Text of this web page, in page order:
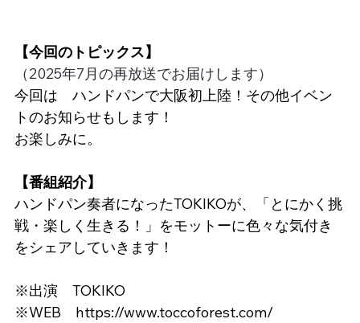
【今回のトピックス】
（2025年7月の再放送でお届けします）
今回は　ハンドパンで大阪初上陸！その他イベン
トのお知らせもします！
お楽しみに。
【番組紹介】
ハンドパン奏者になったTOKIKOが、「とにかく挑
戦・楽しく生きる！」をモットーに色々な気付き
をシェアしていきます！
※出演　TOKIKO
※WEB https://www.toccoforest.com/